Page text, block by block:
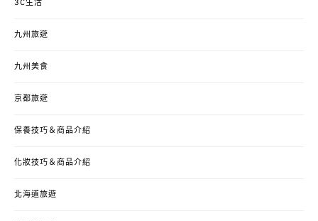
3C生活
九州旅遊
九州美食
京都旅遊
保養技巧＆商品介紹
化妝技巧＆商品介紹
北海道旅遊